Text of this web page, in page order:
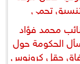
تحمي
محمد فؤاد
الحكومة حول
حقل كرونوس